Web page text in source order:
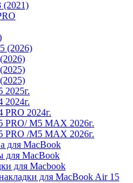
(2021)
(2026)
2025г.
2024г.
PRO 2024г.
PRO/ M5 MAX 2026г.
PRO /M5 MAX 2026г.
для MacBook
для MacBook
для Macbook
для MacBook Air 15